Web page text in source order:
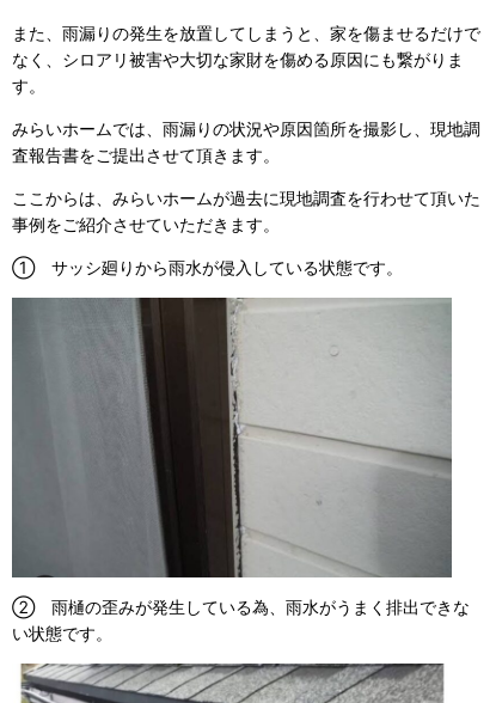
また、雨漏りの発生を放置してしまうと、家を傷ませるだけで
なく、シロアリ被害や大切な家財を傷める原因にも繋がりま
す。
みらいホームでは、雨漏りの状況や原因箇所を撮影し、現地調
査報告書をご提出させて頂きます。
ここからは、みらいホームが過去に現地調査を行わせて頂いた
事例をご紹介させていただきます。
① サッシ廻りから雨水が侵入している状態です。
② 雨樋の歪みが発生している為、雨水がうまく排出できな
い状態です。